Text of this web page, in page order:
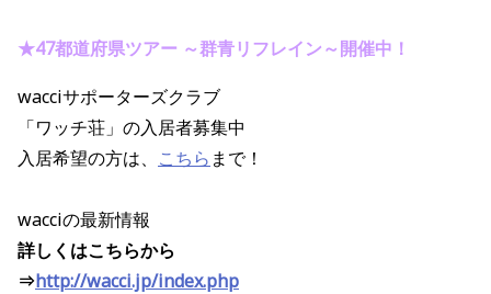
★47都道府県ツアー ～群青リフレイン～開催中！
wacciサポーターズクラブ
「ワッチ荘」の入居者募集中
入居希望の方は、 こちら まで！
wacciの最新情報
詳しくはこちらから
⇒http://wacci.jp/index.php